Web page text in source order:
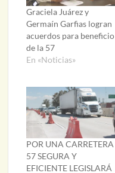
Graciela Juárez y
Germaín Garfias logran
acuerdos para beneficio
de la 57
En «Noticias»
POR UNA CARRETERA
57 SEGURA Y
EFICIENTE LEGISLARÁ